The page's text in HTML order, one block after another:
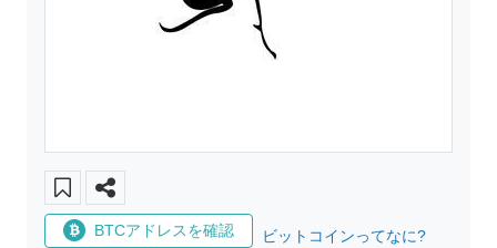
BTCアドレスを確認 ビットコインってなに?